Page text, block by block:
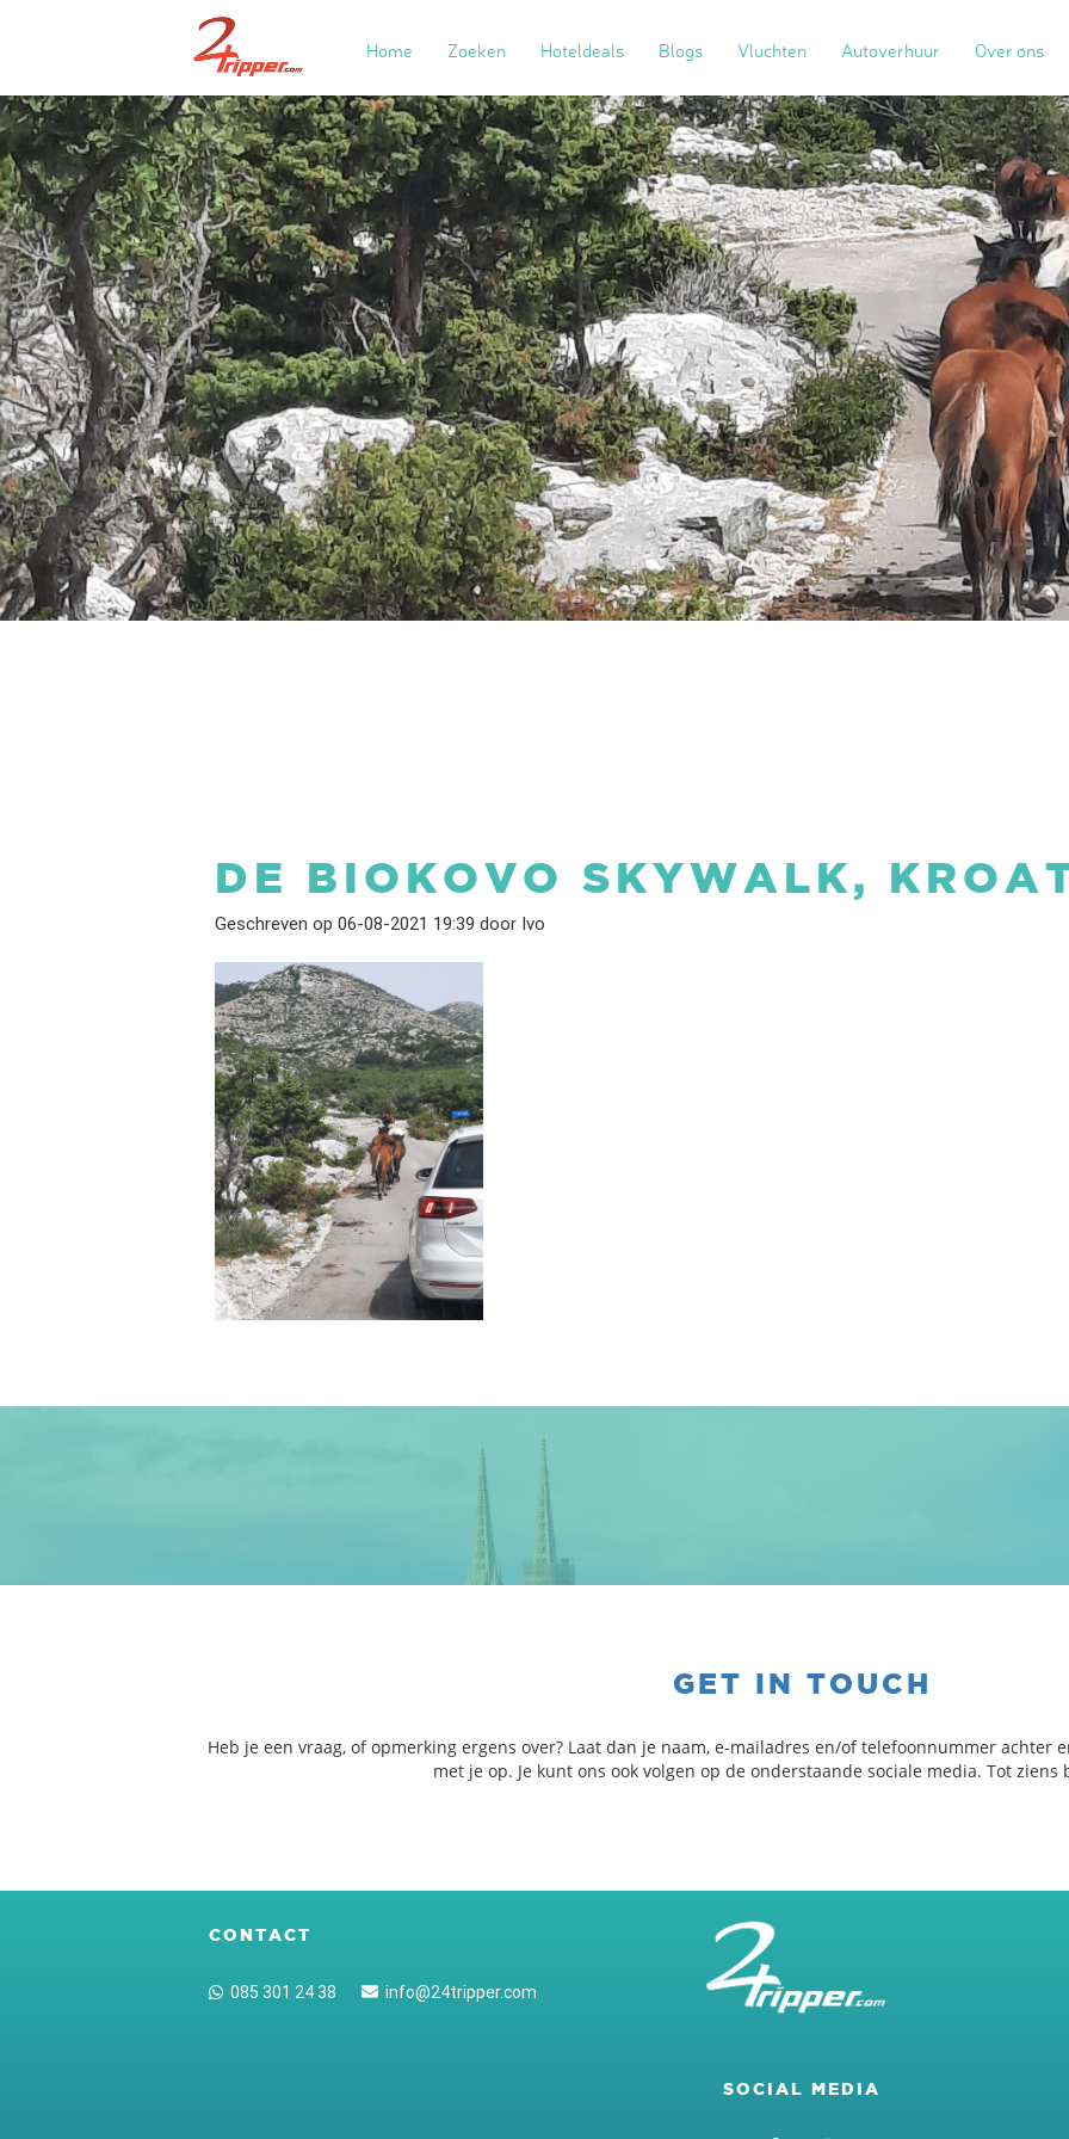
Home Zoeken Hoteldeals Blogs Vluchten Autoverhuur Over ons
DE BIOKOVO SKYWALK,
Geschreven op 06-08-2021 19:39 door Ivo
GET IN TOUCH
Heb je een vraag, of opmerking ergens over? Laat dan je naam, e-mailadres en/of telefoonnummer achter
met je op. Je kunt ons ook volgen op de onderstaande sociale media. Tot ziens
CONTACT
085 301 24 38 info@24tripper.com
SOCIAL MEDIA